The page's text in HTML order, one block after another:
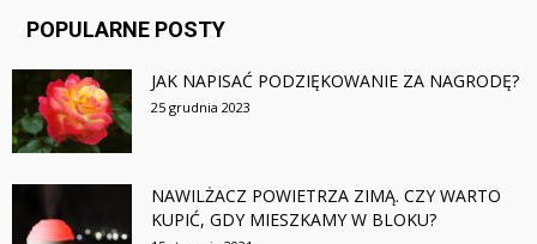
POPULARNE POSTY
JAK NAPISAĆ PODZIĘKOWANIE ZA NAGRODĘ?
25 grudnia 2023
NAWILŻACZ POWIETRZA ZIMĄ. CZY WARTO
KUPIĆ, GDY MIESZKAMY W BLOKU?